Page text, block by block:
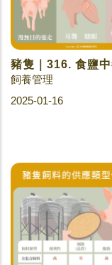
豬隻｜316. 食鹽
飼養管理
2025-01-16